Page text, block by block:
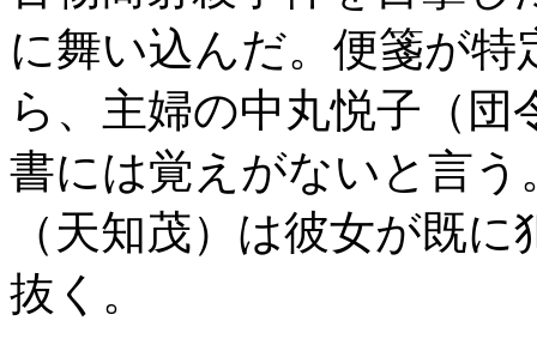
に舞い込んだ。便箋が
ら、主婦の中丸悦子（
書には覚えがないと言
（天知茂）は彼女が既
抜く。